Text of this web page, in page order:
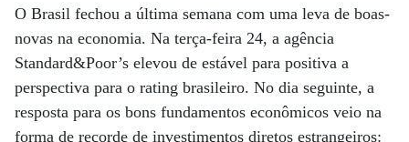
O Brasil fechou a última semana com uma leva de boas-
novas na economia. Na terça-feira 24, a agência
Standard&Poor’s elevou de estável para positiva a
perspectiva para o rating brasileiro. No dia seguinte, a
resposta para os bons fundamentos econômicos veio na
forma de recorde de investimentos diretos estrangeiros: